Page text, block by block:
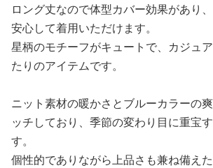
ロング丈なので体型カバー効果があり
安心して着用いただけます。
星柄のモチーフがキュートで、カジュ
たりのアイテムです。
ニット素材の暖かさとブルーカラーの
ッチしており、季節の変わり目に重宝
す。
個性的でありながら上品さも兼ね備えた